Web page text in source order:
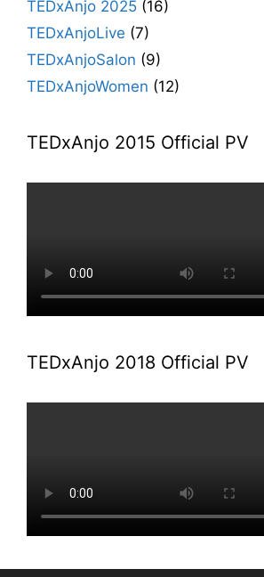
TEDxAnjo 2025 (16)
TEDxAnjoLive (7)
TEDxAnjoSalon (9)
TEDxAnjoWomen (12)
TEDxAnjo 2015 Official PV
TEDxAnjo 2018 Official PV